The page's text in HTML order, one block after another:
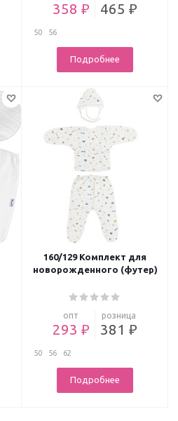
358 ₽ 465 ₽
50 56
Подробнее
160/129 Комплект для
новорожденного (футер)
опт
293 ₽
розница
381 ₽
50 56 62
Подробнее